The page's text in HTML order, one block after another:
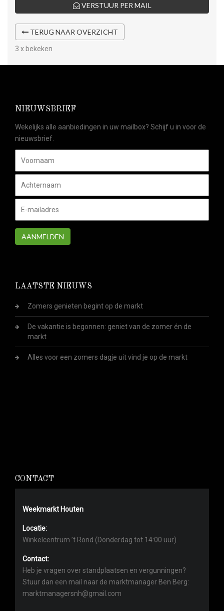
VERSTUUR PER MAIL
TERUG NAAR OVERZICHT
3 x bekeken
NIEUWSBRIEF
Wekelijks alle aanbiedingen in uw mailbox? Schijf u in voor de
nieuwsbrief.
AANMELDEN
LAATSTE NIEUWS
Zomers genieten begint op de markt
De vakantie is begonnen: geniet van de zomer én de
markt
Alles voor een zomers dagje uit vind je op de markt
CONTACT
Weekmarkt Houten
Locatie:
Winkelcentrum ’t Rond (Donderdag tot 14:00 uur)
Contact:
Heb je vragen over standplaatsen en vergunningen?
Stuur dan een mail naar de marktmanager Ben Berg:
marktmanagersnh@gmail.com